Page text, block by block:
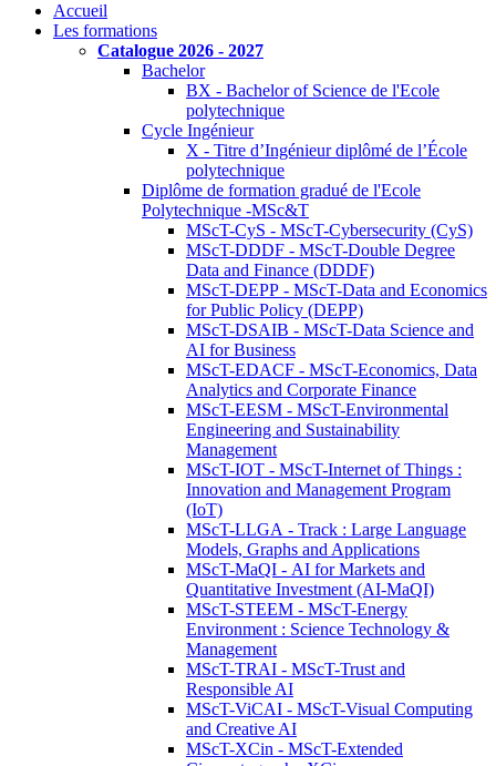
Accueil
Les formations
Catalogue 2026 - 2027
Bachelor
BX - Bachelor of Science de l'Ecole
polytechnique
Cycle Ingénieur
X - Titre d’Ingénieur diplômé de l’École
polytechnique
Diplôme de formation gradué de l'Ecole
Polytechnique -MSc&T
MScT-CyS - MScT-Cybersecurity (CyS)
MScT-DDDF - MScT-Double Degree
Data and Finance (DDDF)
MScT-DEPP - MScT-Data and Economics
for Public Policy (DEPP)
MScT-DSAIB - MScT-Data Science and
AI for Business
MScT-EDACF - MScT-Economics, Data
Analytics and Corporate Finance
MScT-EESM - MScT-Environmental
Engineering and Sustainability
Management
MScT-IOT - MScT-Internet of Things :
Innovation and Management Program
(IoT)
MScT-LLGA - Track : Large Language
Models, Graphs and Applications
MScT-MaQI - AI for Markets and
Quantitative Investment (AI-MaQI)
MScT-STEEM - MScT-Energy
Environment : Science Technology &
Management
MScT-TRAI - MScT-Trust and
Responsible AI
MScT-ViCAI - MScT-Visual Computing
and Creative AI
MScT-XCin - MScT-Extended